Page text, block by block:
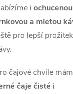
i ochucenou
a mletou
pro lepší
čajové chvíle
čaje čisté i